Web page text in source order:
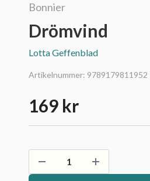
Bonnier
Drömvind
Lotta Geffenblad
Artikelnummer: 9789179811952
169 kr